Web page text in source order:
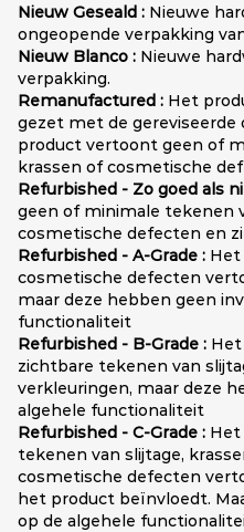
Nieuw Geseald : Nieuwe
ongeopende verpakking
Nieuw Blanco : Nieuwe
verpakking.
Remanufactured : Het
gezet met de
product vertoont geen of
krassen of cosmetische
Refurbished - Zo goed als
geen of minimale tekenen
cosmetische defecten en
Refurbished - A-Grade : Het
cosmetische defecten
maar deze hebben geen
functionaliteit
Refurbished - B-Grade :
zichtbare tekenen van
verkleuringen, maar deze
algehele functionaliteit
Refurbished - C-Grade : Het
tekenen van slijtage,
cosmetische defecten
het product beïnvloedt.
op de algehele